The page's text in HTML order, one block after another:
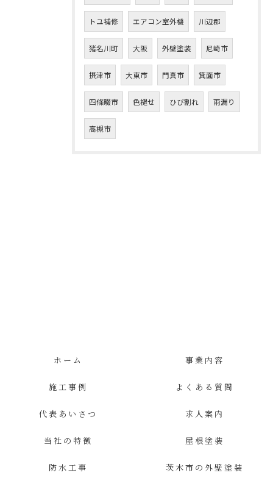
トユ補修 エアコン室外機 川辺郡
猪名川町 大阪 外壁塗装 尼崎市
摂津市 大東市 門真市 箕面市
四條畷市 色褪せ ひび割れ 雨漏り
高槻市
ホーム 事業内容
施工事例 よくある質問
代表あいさつ 求人案内
当社の特徴 屋根塗装
防水工事 茨木市の外壁塗装